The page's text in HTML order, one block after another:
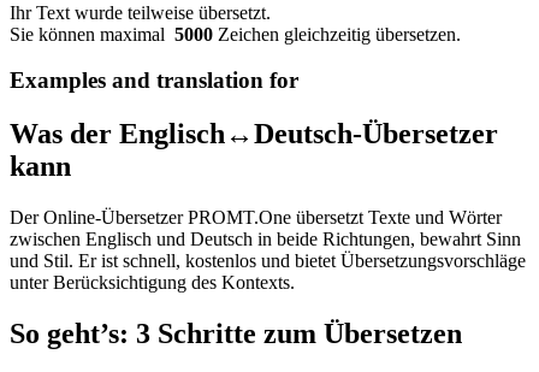
Ihr Text wurde teilweise übersetzt.
Sie können maximal 5000 Zeichen gleichzeitig übersetzen.
Examples and translation for
Was der Englisch↔Deutsch-Übersetzer
kann
Der Online-Übersetzer PROMT.One übersetzt Texte und Wörter
zwischen Englisch und Deutsch in beide Richtungen, bewahrt Sinn
und Stil. Er ist schnell, kostenlos und bietet Übersetzungsvorschläge
unter Berücksichtigung des Kontexts.
So geht’s: 3 Schritte zum Übersetzen